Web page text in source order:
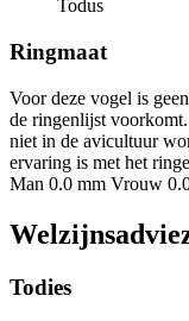
Todus
Ringmaat
Voor deze vogel is
de ringenlijst
niet in de avicultuur
ervaring is met het
Man 0.0 mm Vrouw
Todies